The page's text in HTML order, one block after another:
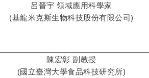
呂晉宇 領域應用科學家
(基龍米克斯生物科技股份有限公司)
陳宏彰 副教授
(國立臺灣大學食品科技研究所)